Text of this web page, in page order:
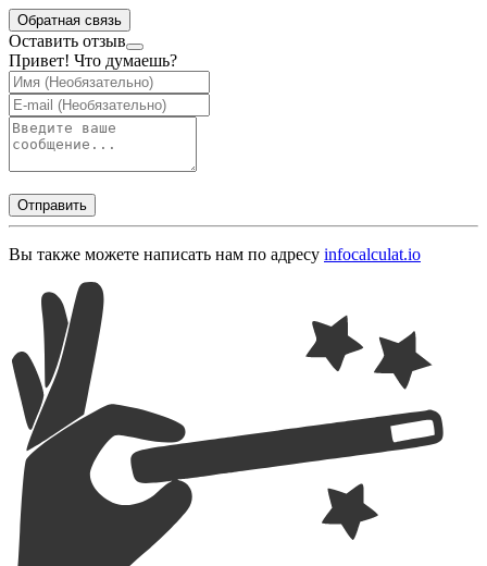
Обратная связь
Оставить отзыв
Привет! Что думаешь?
Отправить
Вы также можете написать нам по адресу infocalculat.io